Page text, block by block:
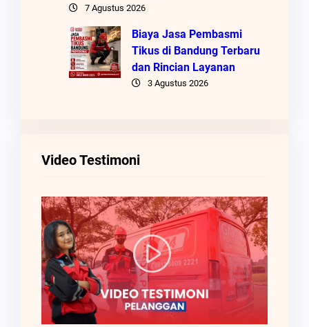
7 Agustus 2026
Biaya Jasa Pembasmi
Tikus di Bandung Terbaru
dan Rincian Layanan
3 Agustus 2026
Video Testimoni